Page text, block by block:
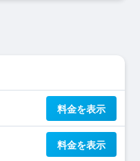
料金を表示
料金を表示